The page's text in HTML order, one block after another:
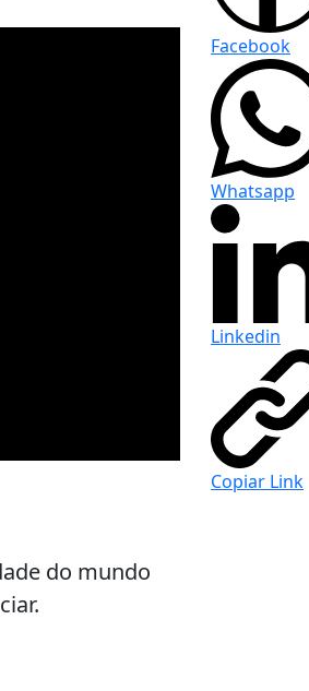
Facebook
Whatsapp
Linkedin
Copiar Link
do mundo